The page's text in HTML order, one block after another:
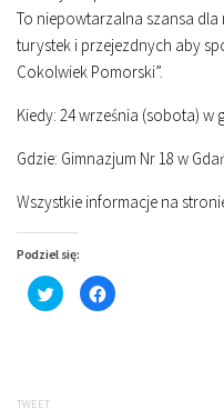
To niepowtarzalna szansa dla
turystek i przejezdnych aby
Cokolwiek Pomorski”.
Kiedy: 24 września (sobota) w
Gdzie: Gimnazjum Nr 18 w
Wszystkie informacje na
Podziel się:
Click
to
share
Click
to
TWEET